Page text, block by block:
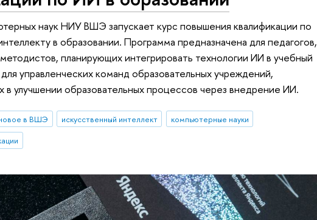
наук НИУ ВШЭ запускает курс повышения квалификации по
в образовании. Программа предназначена для педагогов,
планирующих интегрировать технологии ИИ в учебный
управленческих команд образовательных учреждений,
в улучшении образовательных процессов через внедрение ИИ.
в ВШЭ искусственный интеллект
компьютерные науки